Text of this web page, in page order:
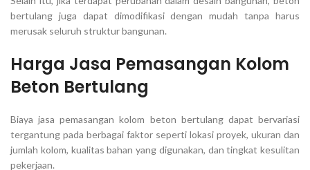
bertulang juga dapat dimodifikasi dengan mudah tanpa harus
merusak seluruh struktur bangunan.
Harga Jasa Pemasangan Kolom
Beton Bertulang
Biaya jasa pemasangan kolom beton bertulang dapat bervariasi
tergantung pada berbagai faktor seperti lokasi proyek, ukuran dan
jumlah kolom, kualitas bahan yang digunakan, dan tingkat kesulitan
pekerjaan.